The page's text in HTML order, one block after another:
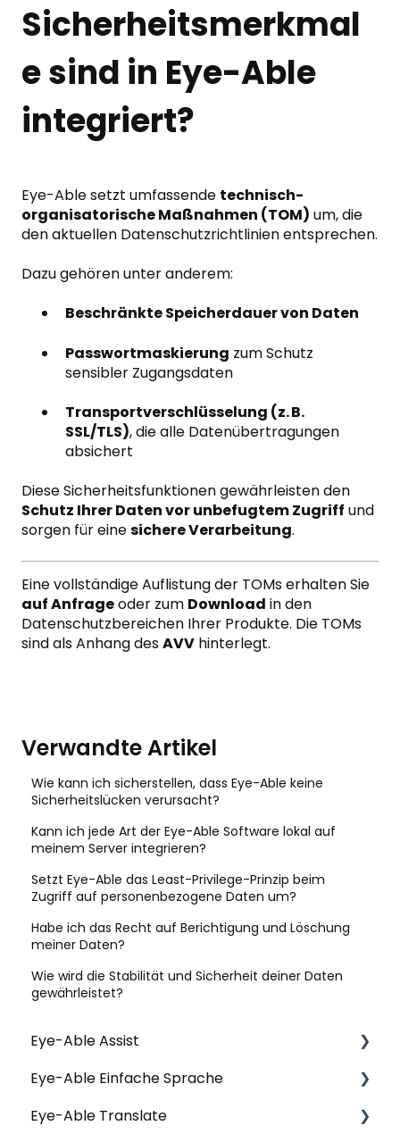
Sicherheitsmerkmal
e sind in Eye-Able
integriert?
Eye-Able setzt umfassende technisch-
organisatorische Maßnahmen (TOM) um, die
den aktuellen Datenschutzrichtlinien entsprechen.
Dazu gehören unter anderem:
Beschränkte Speicherdauer von Daten
Passwortmaskierung zum Schutz
sensibler Zugangsdaten
Transportverschlüsselung (z. B.
SSL/TLS), die alle Datenübertragungen
absichert
Diese Sicherheitsfunktionen gewährleisten den
Schutz Ihrer Daten vor unbefugtem Zugriff und
sorgen für einesichere Verarbeitung.
Eine vollständige Auflistung der TOMs erhalten Sie
auf Anfrageoder zum Download in den
Datenschutzbereichen Ihrer Produkte. Die TOMs
sind als Anhang desAVV hinterlegt.
Verwandte Artikel
Wie kann ich sicherstellen, dass Eye-Able keine
Sicherheitslücken verursacht?
Kann ich jede Art der Eye-Able Software lokal auf
meinem Server integrieren?
Setzt Eye-Able das Least-Privilege-Prinzip beim
Zugriff auf personenbezogene Daten um?
Habe ich das Recht auf Berichtigung und Löschung
meiner Daten?
Wie wird die Stabilität und Sicherheit deiner Daten
gewährleistet?
Eye-Able Assist
Allgemeine Fragen | Assist
Installation | Assist
Eye-Able Einfache Sprache
Allgemeine Fragen | Einfache Sprache
Eye-Able Translate